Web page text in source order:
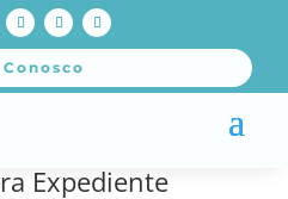
Expediente